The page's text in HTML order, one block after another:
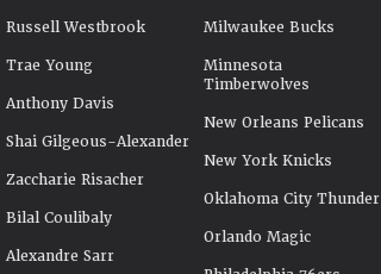
Russell Westbrook
Trae Young
Anthony Davis
Shai Gilgeous-Alexander
Zaccharie Risacher
Bilal Coulibaly
Alexandre Sarr
Milwaukee Bucks
Minnesota
Timberwolves
New Orleans Pelicans
New York Knicks
Oklahoma City Thunder
Orlando Magic